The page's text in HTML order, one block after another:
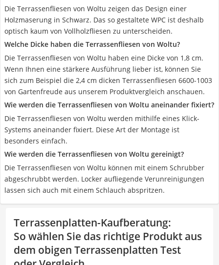
Die Terrassenfliesen von Woltu zeigen das Design einer
Holzmaserung in Schwarz. Das so gestaltete WPC ist deshalb
optisch kaum von Vollholzfliesen zu unterscheiden.
Welche Dicke haben die Terrassenfliesen von Woltu?
Die Terrassenfliesen von Woltu haben eine Dicke von 1,8 cm.
Wenn Ihnen eine stärkere Ausführung lieber ist, können Sie
sich zum Beispiel die 2,4 cm dicken Terrassenfliesen 6600-1003
von Gartenfreude aus unserem Produktvergleich anschauen.
Wie werden die Terrassenfliesen von Woltu aneinander fixiert?
Die Terrassenfliesen von Woltu werden mithilfe eines Klick-
Systems aneinander fixiert. Diese Art der Montage ist
besonders einfach.
Wie werden die Terrassenfliesen von Woltu gereinigt?
Die Terrassenfliesen von Woltu können mit einem Schrubber
abgeschrubbt werden. Locker aufliegende Verunreinigungen
lassen sich auch mit einem Schlauch abspritzen.
Terrassenplatten-Kaufberatung:
So wählen Sie das richtige Produkt aus
dem obigen Terrassenplatten Test